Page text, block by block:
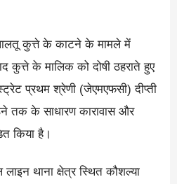
कुत्ते के काटने के मामले में
कुत्ते के मालिक को दोषी ठहराते हुए
प्रथम श्रेणी (जेएमएफसी) दीप्ती
तक के साधारण कारावास और
किया है।
थाना क्षेत्र स्थित कौशल्या